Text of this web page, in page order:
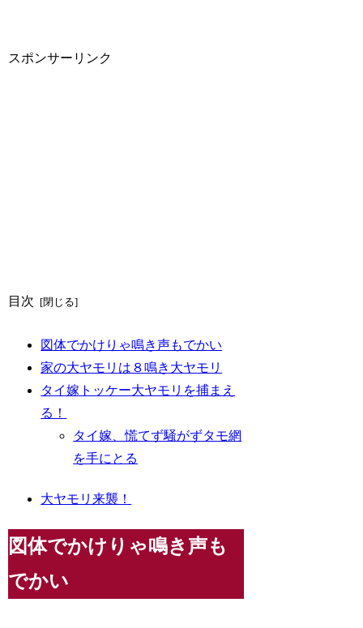
スポンサーリンク
目次
図体でかけりゃ鳴き声もでかい
家の大ヤモリは８鳴き大ヤモリ
タイ嫁トッケー大ヤモリを捕まえ
る！
タイ嫁、慌てず騒がずタモ網
を手にとる
大ヤモリ来襲！
図体でかけりゃ鳴き声も
でかい